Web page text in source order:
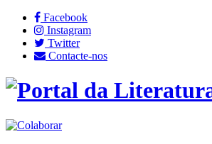
Facebook
Instagram
Twitter
Contacte-nos